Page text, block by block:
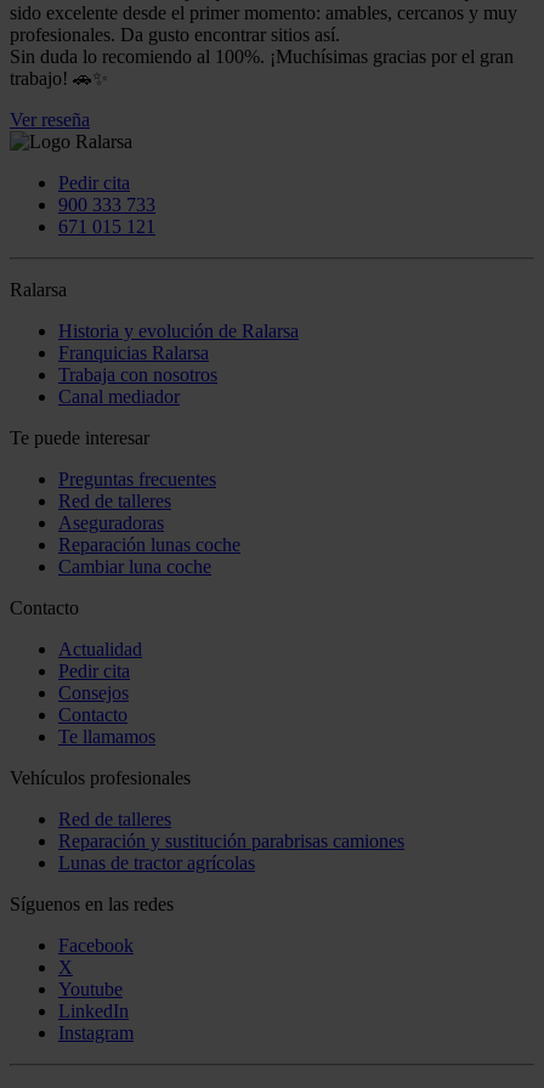
sido excelente desde el primer momento: amables, cercanos y muy
profesionales. Da gusto encontrar sitios así.
Sin duda lo recomiendo al 100%. ¡Muchísimas gracias por el gran
trabajo! 🚗✨
Ver reseña
Pedir cita
900 333 733
671 015 121
Ralarsa
Historia y evolución de Ralarsa
Franquicias Ralarsa
Trabaja con nosotros
Canal mediador
Te puede interesar
Preguntas frecuentes
Red de talleres
Aseguradoras
Reparación lunas coche
Cambiar luna coche
Contacto
Actualidad
Pedir cita
Consejos
Contacto
Te llamamos
Vehículos profesionales
Red de talleres
Reparación y sustitución parabrisas camiones
Lunas de tractor agrícolas
Síguenos en las redes
Facebook
X
Youtube
LinkedIn
Instagram